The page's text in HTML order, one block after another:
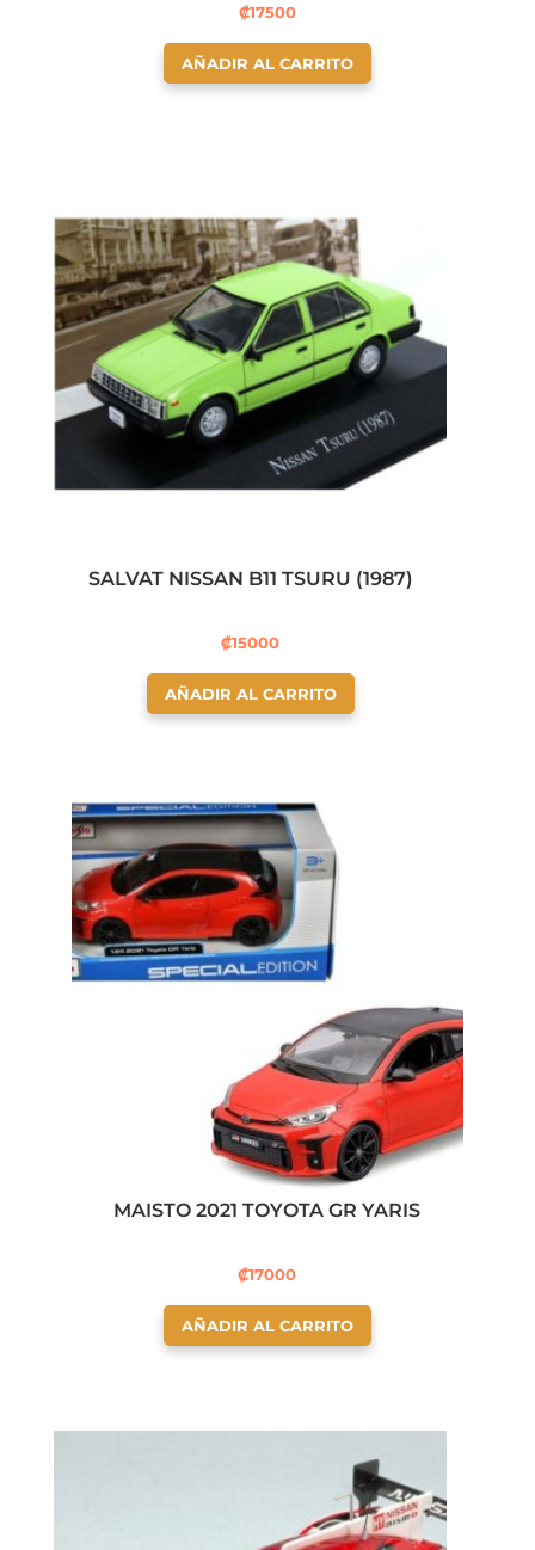
₡17500
AÑADIR AL CARRITO
SALVAT NISSAN B11 TSURU (1987)
₡15000
AÑADIR AL CARRITO
MAISTO 2021 TOYOTA GR YARIS
₡17000
AÑADIR AL CARRITO